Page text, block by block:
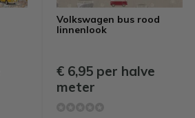
Volkswagen bus rood
linnenlook
€ 6,95 per halve
meter